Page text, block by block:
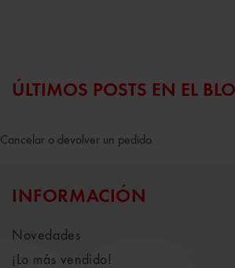
ÚLTIMOS POSTS EN EL
Cancelar o devolver un pedido
INFORMACIÓN
Novedades
¡Lo más vendido!